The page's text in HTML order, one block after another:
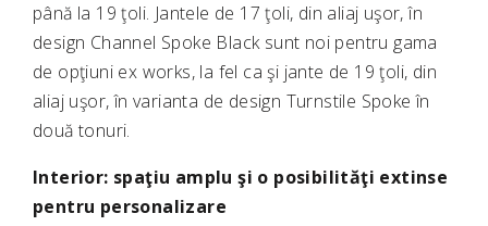
până la 19 ţoli. Jantele de 17 ţoli, din aliaj uşor, în
design Channel Spoke Black sunt noi pentru gama
de opţiuni ex works, la fel ca şi jante de 19 ţoli, din
aliaj uşor, în varianta de design Turnstile Spoke în
două tonuri.
Interior: spaţiu amplu şi o posibilităţi extinse
pentru personalizare